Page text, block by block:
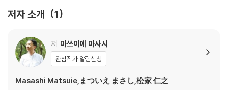
저자 소개 1
저 마쓰이에 마사시
관심작가 알림신청
Masashi Matsuie,まついえ まさし,松家 仁之